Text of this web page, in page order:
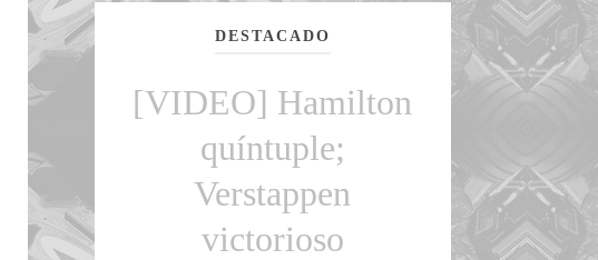
DESTACADO
[VIDEO] Hamilton
quíntuple;
Verstappen
victorioso